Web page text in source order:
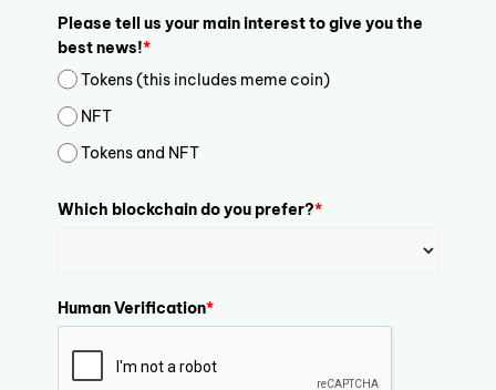
Please tell us your main interest to give you the
best news!*
Tokens (this includes meme coin)
NFT
Tokens and NFT
Which blockchain do you prefer?*
Human Verification*